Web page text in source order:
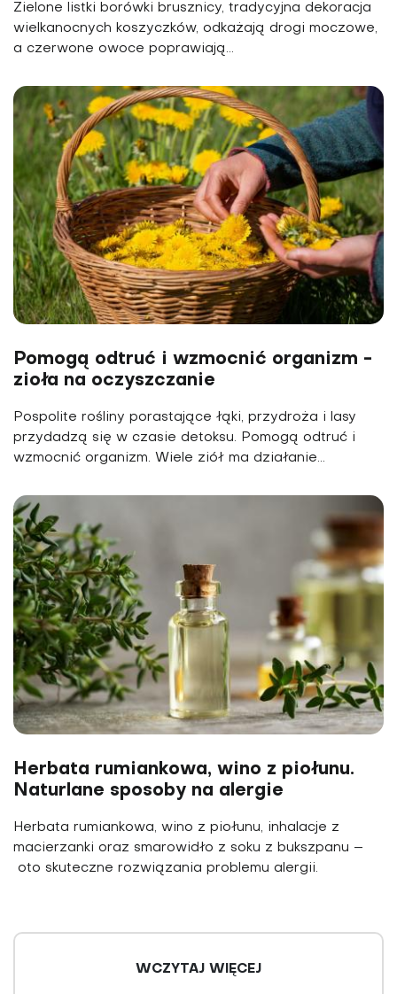
Zielone listki borówki brusznicy, tradycyjna dekoracja
wielkanocnych koszyczków, odkażają drogi moczowe,
a czerwone owoce poprawiają...
Pomogą odtruć i wzmocnić organizm -
zioła na oczyszczanie
Pospolite rośliny porastające łąki, przydroża i lasy
przydadzą się w czasie detoksu. Pomogą odtruć i
wzmocnić organizm. Wiele ziół ma działanie...
Herbata rumiankowa, wino z piołunu.
Naturlane sposoby na alergie
Herbata rumiankowa, wino z piołunu, inhalacje z
macierzanki oraz smarowidło z soku z bukszpanu –
oto skuteczne rozwiązania problemu alergii.
WCZYTAJ WIĘCEJ